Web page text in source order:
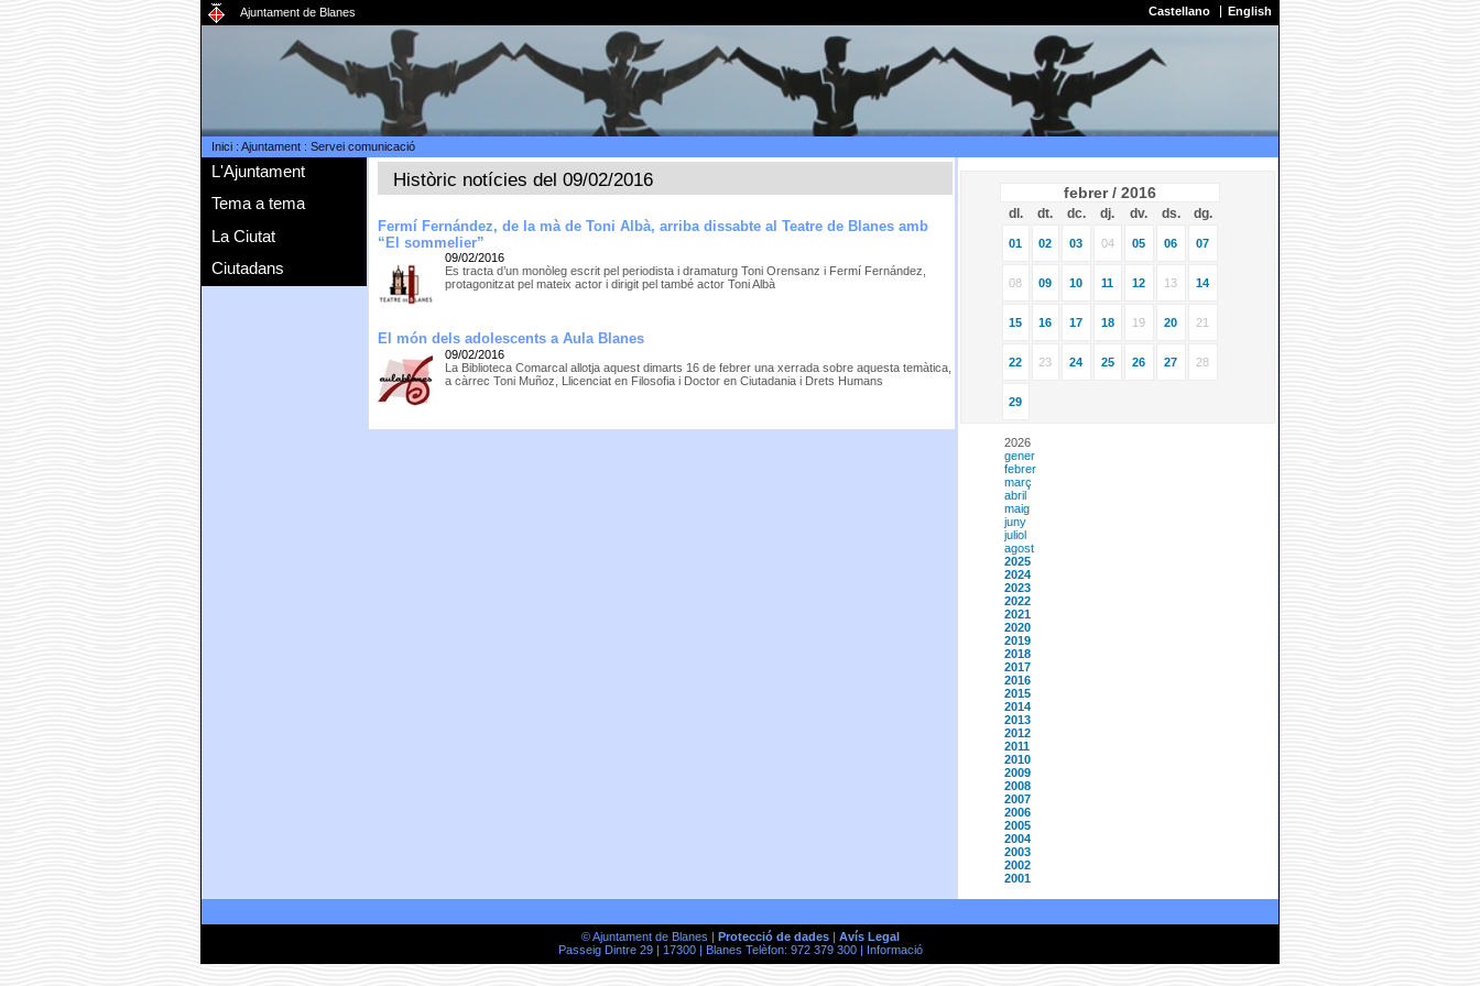
Ajuntament de Blanes Castellano English
Inici: Ajuntament: Servei comunicació
L'Ajuntament
Tema a tema
La Ciutat
Ciutadans
Històric notícies del 09/02/2016
Fermí Fernández, de la mà de Toni Albà, arriba dissabte al Teatre de Blanes amb
“El sommelier”
09/02/2016
Es tracta d’un monòleg escrit pel periodista i dramaturg Toni Orensanz i Fermí Fernández,
protagonitzat pel mateix actor i dirigit pel també actor Toni Albà
El món dels adolescents a Aula Blanes
09/02/2016
La Biblioteca Comarcal allotja aquest dimarts 16 de febrer una xerrada sobre aquesta temàtica,
a càrrec Toni Muñoz, Llicenciat en Filosofia i Doctor en Ciutadania i Drets Humans
febrer / 2016
dl. dt. dc. dj. dv. ds. dg.
01 02 03 04 05 06 07
08 09 10 11 12 13 14
15 16 17 18 19 20 21
22 23 24 25 26 27 28
29
2026
gener
febrer
març
abril
maig
juny
juliol
agost
2025
2024
2023
2022
2021
2020
2019
2018
2017
2016
2015
2014
2013
2012
2011
2010
2009
2008
2007
2006
2005
2004
2003
2002
2001
© Ajuntament de Blanes | Protecció de dades| Avís Legal
Passeig Dintre 29 | 17300 | Blanes Telèfon: 972 379 300 |
Informació